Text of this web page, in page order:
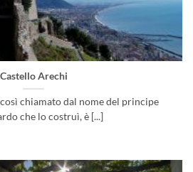
Castello Arechi
chiamato dal nome del principe
che lo costruì, è [...]